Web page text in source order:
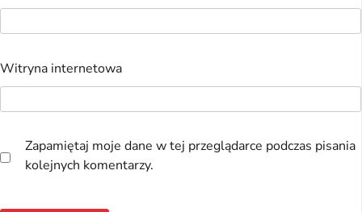
Witryna internetowa
Zapamiętaj moje dane w tej przeglądarce podczas pisania
kolejnych komentarzy.